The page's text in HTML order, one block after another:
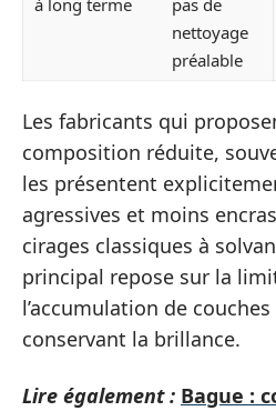
nettoyage
préalable
Les fabricants qui
composition réduite,
les présentent
agressives et moins
cirages classiques à
principal repose sur la
l’accumulation de
conservant la brillance.
Lire également : Bague :